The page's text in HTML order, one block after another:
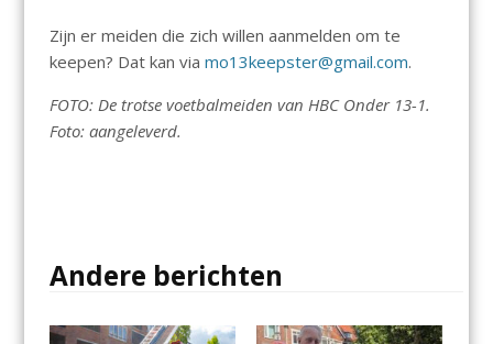
Zijn er meiden die zich willen aanmelden om te
keepen? Dat kan via mo13keepster@gmail.com.
FOTO: De trotse voetbalmeiden van HBC Onder 13-1.
Foto: aangeleverd.
Andere berichten